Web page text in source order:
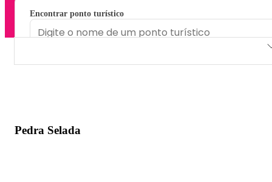
Encontrar ponto turístico
Pedra Selada